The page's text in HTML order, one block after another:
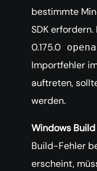
bestimmte
SDK
0.175.0
Importfehler
auftreten,
werden.
Windows Build
Build-Fehler
erscheint,